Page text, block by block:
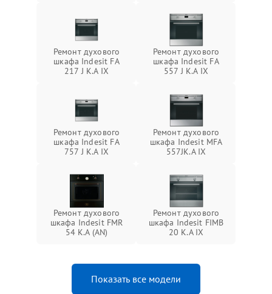
Ремонт духового
шкафа Indesit FA
217 J K.A IX
Ремонт духового
шкафа Indesit FA
557 J K.A IX
Ремонт духового
шкафа Indesit FA
757 J K.A IX
Ремонт духового
шкафа Indesit MFA
557JK.A IX
Ремонт духового
шкафа Indesit FMR
54 K.A (AN)
Ремонт духового
шкафа Indesit FIMB
20 K.A IX
Показать все модели